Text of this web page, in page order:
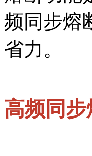
频同步熔
省力。
高频同步